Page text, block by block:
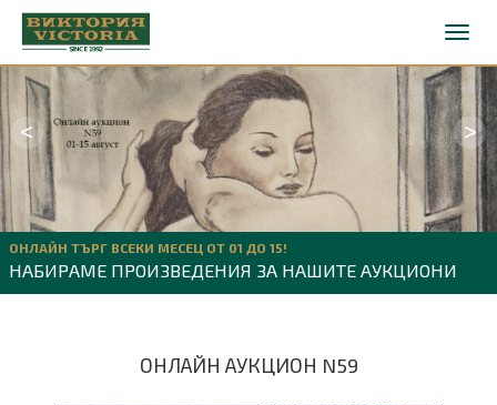
< >
ОНЛАЙН ТЪРГ ВСЕКИ МЕСЕЦ ОТ 01 ДО 15!
НАБИРАМЕ ПРОИЗВЕДЕНИЯ ЗА НАШИТЕ АУКЦИОНИ
ОНЛАЙН АУКЦИОН N59